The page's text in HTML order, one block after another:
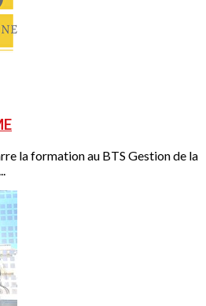
la formation au BTS Gestion de la